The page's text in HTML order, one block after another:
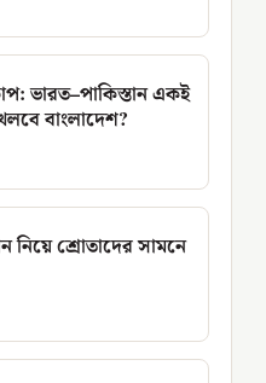
ভারত–পাকিস্তান একই
বাংলাদেশ?
শ্রোতাদের সামনে